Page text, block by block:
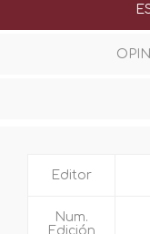
Editor
Num.
Edición